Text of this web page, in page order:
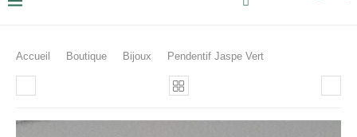
Accueil Boutique Bijoux Pendentif Jaspe Vert